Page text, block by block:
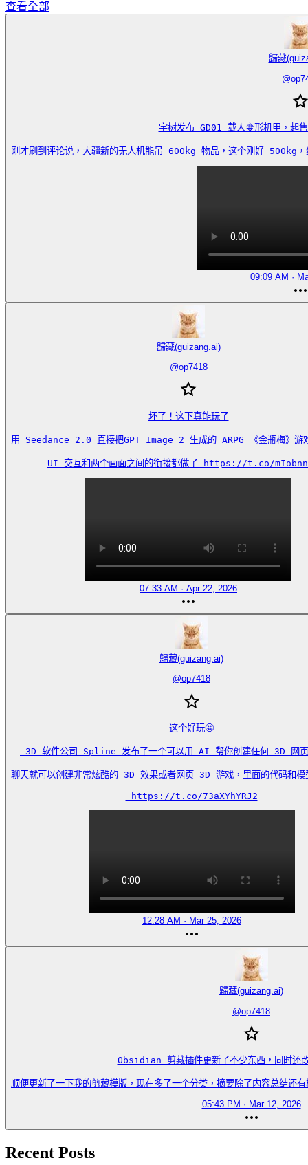
查看全部
歸藏
@
宇树发布 GD01 载人变形机甲，起
刚才刷到评论说，大疆新的无人机能吊 600kg 物品，这个刚好
09:09 AM ·
歸藏(guizang.ai)
@op7418
坏了！这下真能玩了
用 Seedance 2.0 直接把GPT Image 2 生成的 ARPG 《金瓶梅》游
UI 交互和两个画面之间的衔接都做了 https://t.co/
07:33 AM · Apr 22, 2026
歸藏(guizang.ai)
@op7418
这个好玩🤩
3D 软件公司 Spline 发布了一个可以用 AI 帮你创建任何 3D 网页
聊天就可以创建非常炫酷的 3D 效果或者网页 3D 游戏，里面的代码和
https://t.co/73aXYhYRJ2
12:28 AM · Mar 25, 2026
歸藏(guizang.ai)
@op7418
Obsidian 剪藏插件更新了不少东西，同时还
顺便更新了一下我的剪藏模版，现在多了一个分类，摘要除了内容总
05:43 PM · Mar 12, 2026
Recent Posts